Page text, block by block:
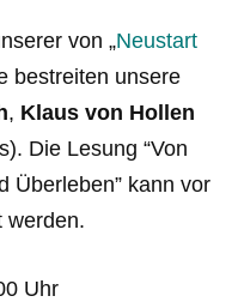
von „Neustart
bestreiten unsere
, Klaus von Hollen
Die Lesung “Von
Überleben” kann vor
werden.
Uhr